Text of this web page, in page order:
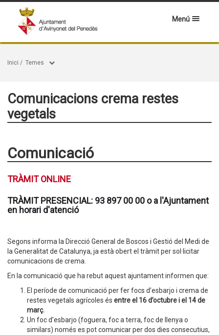
Menú
Inici / Temes
Comunicacions crema restes
vegetals
Comunicació
TRÀMIT ONLINE
TRÀMIT PRESENCIAL: 93 897 00 00 o a l'Ajuntament
en horari d'atenció
Segons informa la Direcció General de Boscos i Gestió del Medi de
la Generalitat de Catalunya, ja està obert el tràmit per sol·licitar
comunicacions de crema.
En la comunicació que ha rebut aquest ajuntament informen que:
El període de comunicació per fer focs d’esbarjo i crema de
restes vegetals agrícoles és entre el 16 d’octubre i el 14 de
març.
Un foc d’esbarjo (foguera, foc a terra, foc de llenya o
similars) només es pot comunicar per dos dies consecutius,